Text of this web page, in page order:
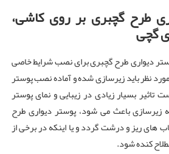
طرح گچبری بر روی کاشی،
گچی
دیواری طرح گچبری برای نصب شرایط خاصی
مورد نظر باید زیرسازی شده و آماده نصب پوستر
تاثیر بسیار زیادی در زیبایی و نمای پوستر
باعث می شود، پوستر دیواری طرح
های ریز و درشت گردد و یا اینکه در برخی از
کنده شود.